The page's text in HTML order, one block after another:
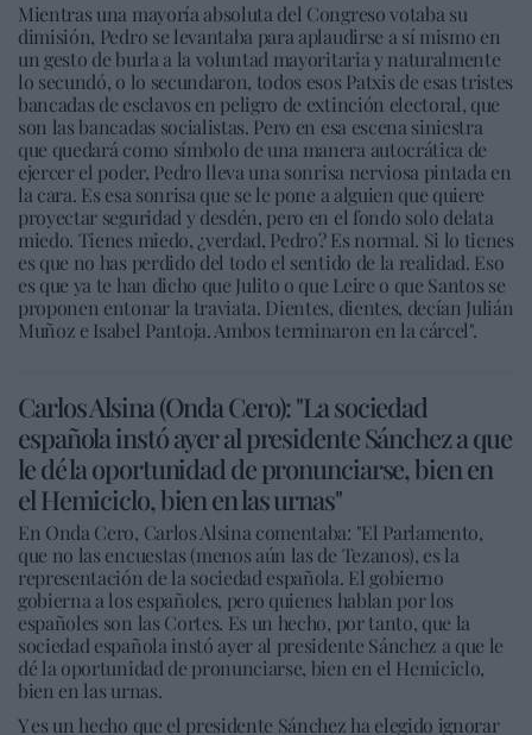
Mientras una mayoría absoluta del Congreso votaba su
dimisión, Pedro se levantaba para aplaudirse a sí mismo en
un gesto de burla a la voluntad mayoritaria y naturalmente
lo secundó, o lo secundaron, todos esos Patxis de esas tristes
bancadas de esclavos en peligro de extinción electoral, que
son las bancadas socialistas. Pero en esa escena siniestra
que quedará como símbolo de una manera autocrática de
ejercer el poder, Pedro lleva una sonrisa nerviosa pintada en
la cara. Es esa sonrisa que se le pone a alguien que quiere
proyectar seguridad y desdén, pero en el fondo solo delata
miedo. Tienes miedo, ¿verdad, Pedro? Es normal. Si lo tienes
es que no has perdido del todo el sentido de la realidad. Eso
es que ya te han dicho que Julito o que Leire o que Santos se
proponen entonar la traviata. Dientes, dientes, decían Julián
Muñoz e Isabel Pantoja. Ambos terminaron en la cárcel".
Carlos Alsina (Onda Cero): "La sociedad
española instó ayer al presidente Sánchez a que
le dé la oportunidad de pronunciarse, bien en
el Hemiciclo, bien en las urnas"
En Onda Cero, Carlos Alsina comentaba: "El Parlamento,
que no las encuestas (menos aún las de Tezanos), es la
representación de la sociedad española. El gobierno
gobierna a los españoles, pero quienes hablan por los
españoles son las Cortes. Es un hecho, por tanto, que la
sociedad española instó ayer al presidente Sánchez a que le
dé la oportunidad de pronunciarse, bien en el Hemiciclo,
bien en las urnas.
Y es un hecho que el presidente Sánchez ha elegido ignorar